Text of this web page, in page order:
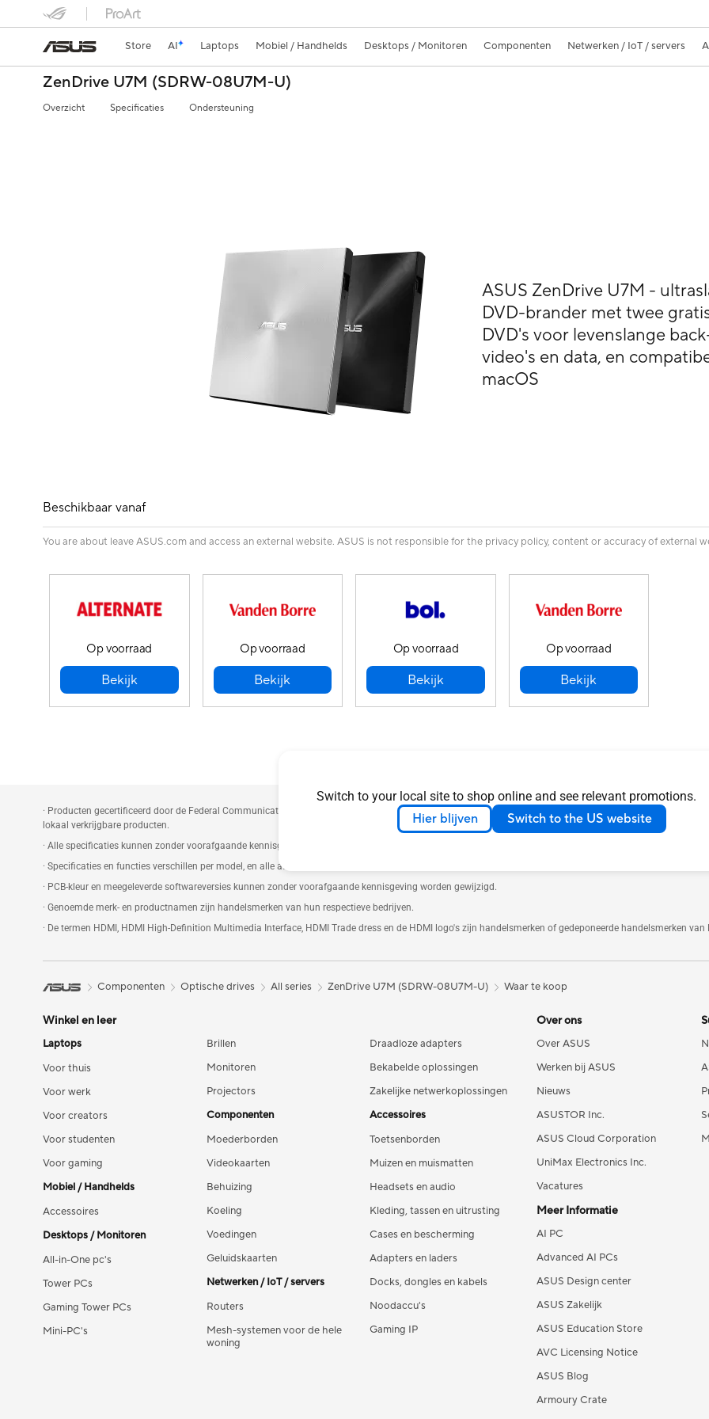
Switch to your local site to shop online and see relevant promotions.
Hier blijven Switch to the US website
Store AI Laptops Mobiel / Handhelds Desktops / Monitoren Componenten Netwerken / IoT / servers
ZenDrive U7M (SDRW-08U7M-U)
Overzicht Specificaties Ondersteuning
ASUS ZenDrive U7M -
DVD-brander met twee
DVD's voor levenslange
video's en data, en
macOS
Beschikbaar vanaf
You are about leave ASUS.com and access an external website. ASUS is not responsible for the privacy policy, content or accuracy of external
Op voorraad
Bekijk
Op voorraad
Bekijk
Op voorraad
Bekijk
Op voorraad
Bekijk
· Producten gecertificeerd door de Federal Communications Commission en Industry Canada worden gedistribueerd in de Verenigde Staten en Canada.
lokaal verkrijgbare producten.
· Alle specificaties kunnen zonder voorafgaande kennisgeving worden gewijzigd. Informeer bij de leverancier naar het exacte aanbod. Producten zijn
· Specificaties en functies verschillen per model, en alle afbeeldingen zijn ter illustratie. Raadpleeg de specificatiespagina voor de volledige details.
· PCB-kleur en meegeleverde softwareversies kunnen zonder voorafgaande kennisgeving worden gewijzigd.
· Genoemde merk- en productnamen zijn handelsmerken van hun respectieve bedrijven.
· De termen HDMI, HDMI High-Definition Multimedia Interface, HDMI Trade dress en de HDMI logo's zijn handelsmerken of gedeponeerde handelsmerken
Componenten Optische drives All series ZenDrive U7M (SDRW-08U7M-U) Waar te koop
Winkel en leer
Laptops
Voor thuis
Voor werk
Voor creators
Voor studenten
Voor gaming
Mobiel / Handhelds
Accessoires
Desktops / Monitoren
All-in-One pc's
Tower PCs
Gaming Tower PCs
Mini-PC's
Brillen
Monitoren
Projectors
Componenten
Moederborden
Videokaarten
Behuizing
Koeling
Voedingen
Geluidskaarten
Netwerken / IoT / servers
Routers
Mesh-systemen voor de hele
woning
Draadloze adapters
Bekabelde oplossingen
Zakelijke netwerkoplossingen
Accessoires
Toetsenborden
Muizen en muismatten
Headsets en audio
Kleding, tassen en uitrusting
Cases en bescherming
Adapters en laders
Docks, dongles en kabels
Noodaccu's
Gaming IP
Over ons
Over ASUS
Werken bij ASUS
Nieuws
ASUSTOR Inc.
ASUS Cloud Corporation
UniMax Electronics Inc.
Vacatures
Meer Informatie
AI PC
Advanced AI PCs
ASUS Design center
ASUS Zakelijk
ASUS Education Store
AVC Licensing Notice
ASUS Blog
Armoury Crate